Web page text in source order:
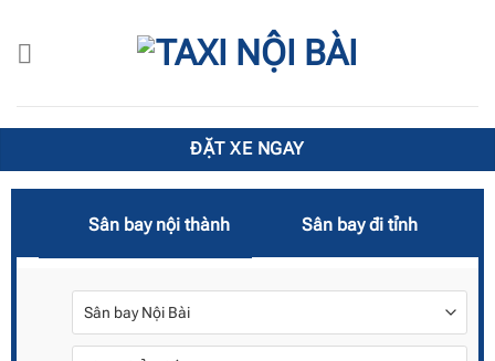
đến
nội
ĐẶT XE NGAY
Sân bay nội thành Sân bay đi tỉnh